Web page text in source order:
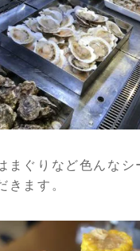
まぐりなど色んなシ
きます。